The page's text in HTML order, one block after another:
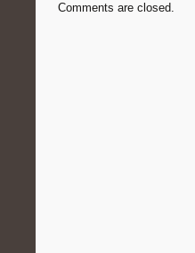
Comments are closed.